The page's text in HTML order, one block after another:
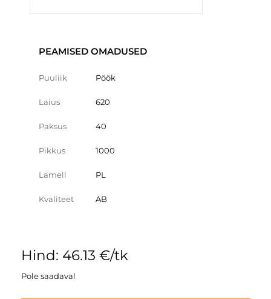
PEAMISED OMADUSED
Puuliik Pöök
Laius 620
Paksus 40
Pikkus 1000
Lamell PL
Kvaliteet AB
Hind: 46.13 €/tk
Pole saadaval